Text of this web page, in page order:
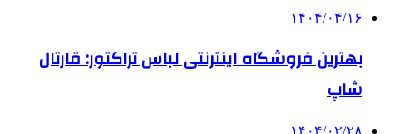
۱۴۰۴/۰۴/۱۶
بهترین فروشگاه اینترنتی لباس تراکتور: قارتال
شاپ
۱۴۰۴/۰۲/۲۸